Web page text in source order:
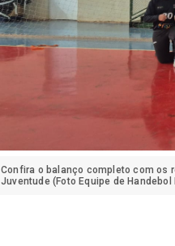
Confira o balanço completo com os
Juventude (Foto Equipe de